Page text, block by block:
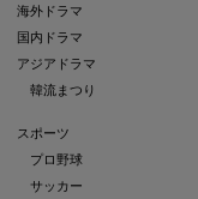
海外ドラマ
国内ドラマ
アジアドラマ
韓流まつり
スポーツ
プロ野球
サッカー